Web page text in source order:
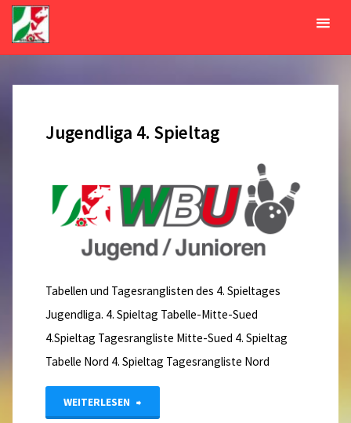
Zum
Inhalt
springenTag:
Jugendliga 4. Spieltag
Tabellen und Tagesranglisten des 4. Spieltages
Jugendliga. 4. Spieltag Tabelle-Mitte-Sued
4.Spieltag Tagesrangliste Mitte-Sued 4. Spieltag
Tabelle Nord 4. Spieltag Tagesrangliste Nord
WEITERLESEN "Jugendliga